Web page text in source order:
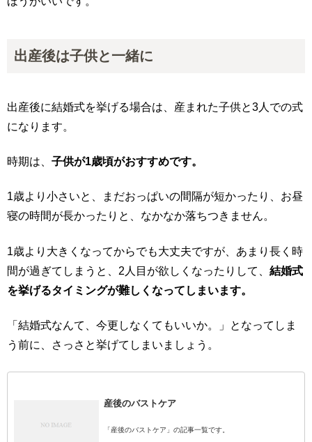
出産後は子供と一緒に
出産後に結婚式を挙げる場合は、産まれた子供と3人での式
になります。
時期は、 子供が1歳頃がおすすめです。
1歳より小さいと、まだおっぱいの間隔が短かったり、お昼
寝の時間が長かったりと、なかなか落ちつきません。
1歳より大きくなってからでも大丈夫ですが、あまり長く時
間が過ぎてしまうと、2人目が欲しくなったりして、 結婚式
を挙げるタイミングが難しくなってしまいます。
「結婚式なんて、今更しなくてもいいか。」となってしま
う前に、さっさと挙げてしまいましょう。
産後のバストケア
「産後のバストケア」の記事一覧です。